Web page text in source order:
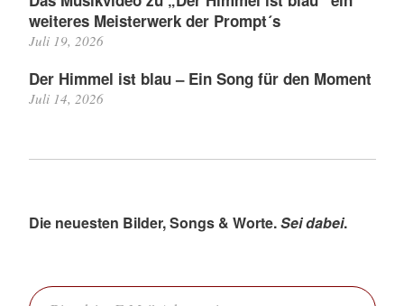
weiteres Meisterwerk der Prompt´s
Juli 19, 2026
Der Himmel ist blau – Ein Song für den Moment
Juli 14, 2026
Die neuesten Bilder, Songs & Worte.Sei dabei.
Bitte deine E-Mail-Adresse ein ...